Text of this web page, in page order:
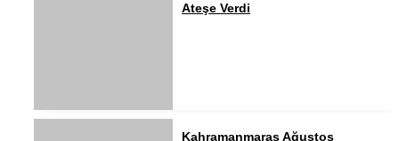
Ateşe Verdi
Kahramanmaraş Ağustos